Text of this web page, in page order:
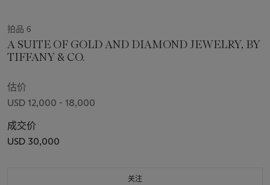
拍品 6
A SUITE OF GOLD AND DIAMOND JEWELRY, BY
TIFFANY & CO.
估价
USD 12,000 - 18,000
成交价
USD 30,000
关注